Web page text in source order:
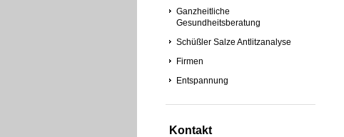
Ganzheitliche
Gesundheitsberatung
Schüßler Salze Antlitzanalyse
Firmen
Entspannung
Kontakt